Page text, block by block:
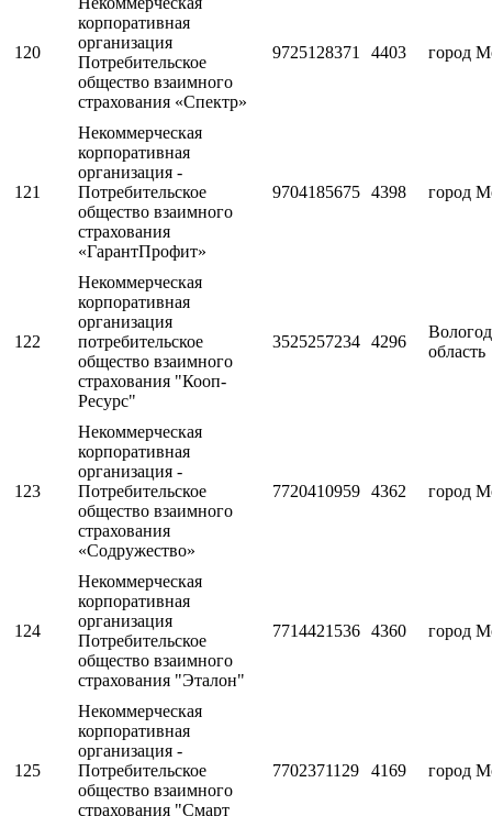
120
корпоративная
организация
Потребительское
общество взаимного
страхования «Спектр»
9725128371 4403 город
121
Некоммерческая
корпоративная
организация -
Потребительское
общество взаимного
страхования
«ГарантПрофит»
9704185675 4398 город
122
Некоммерческая
корпоративная
организация
потребительское
общество взаимного
страхования "Кооп-
Ресурс"
3525257234 4296
область
123
Некоммерческая
корпоративная
организация -
Потребительское
общество взаимного
страхования
«Содружество»
7720410959 4362 город
124
Некоммерческая
корпоративная
организация
Потребительское
общество взаимного
страхования "Эталон"
7714421536 4360 город
125
Некоммерческая
корпоративная
организация -
Потребительское
общество взаимного
страхования "Смарт
7702371129 4169 город